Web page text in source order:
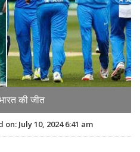
की जीत
July 10, 2024 6:41 am